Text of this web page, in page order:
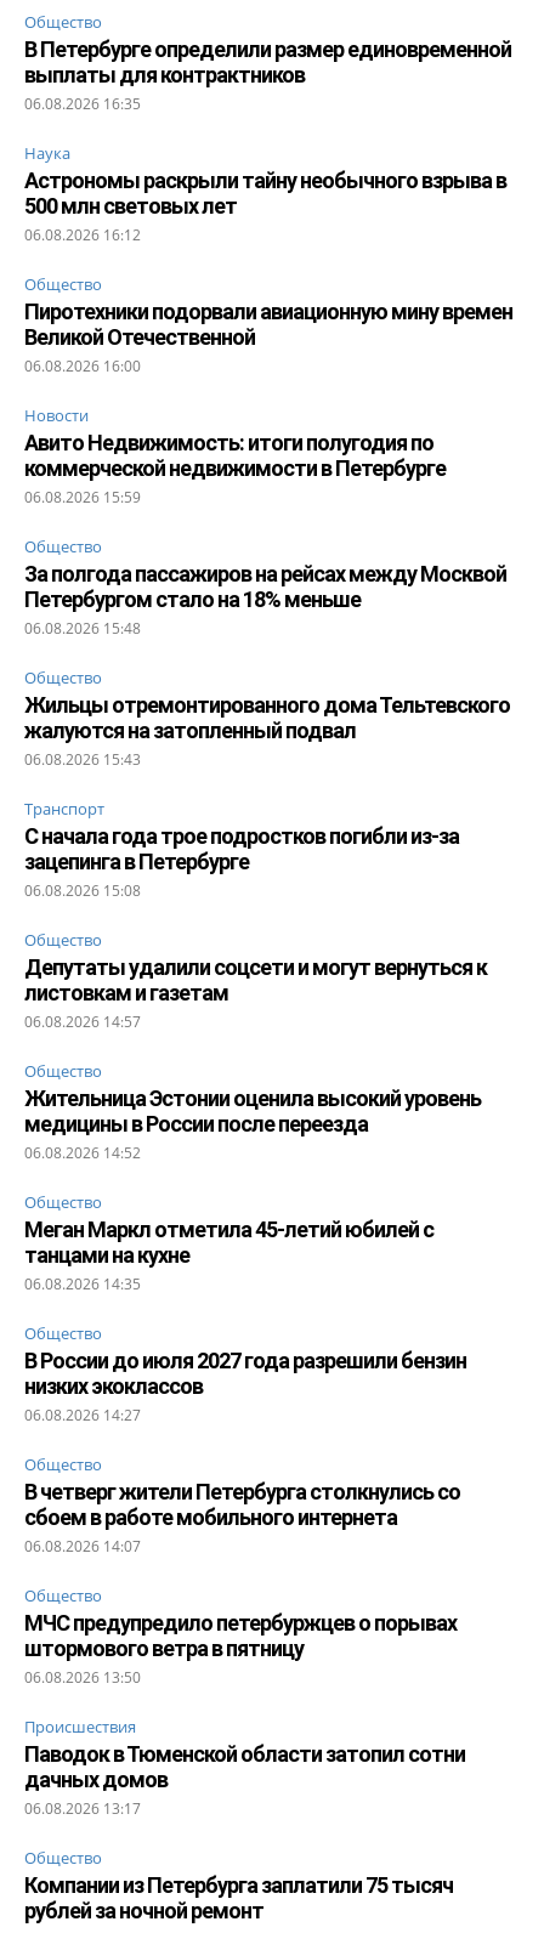
Общество
В Петербурге определили размер единовременной
выплаты для контрактников
06.08.2026 16:35
Наука
Астрономы раскрыли тайну необычного взрыва в
500 млн световых лет
06.08.2026 16:12
Общество
Пиротехники подорвали авиационную мину времен
Великой Отечественной
06.08.2026 16:00
Новости
Авито Недвижимость: итоги полугодия по
коммерческой недвижимости в Петербурге
06.08.2026 15:59
Общество
За полгода пассажиров на рейсах между Москвой
Петербургом стало на 18% меньше
06.08.2026 15:48
Общество
Жильцы отремонтированного дома Тельтевского
жалуются на затопленный подвал
06.08.2026 15:43
Транспорт
С начала года трое подростков погибли из-за
зацепинга в Петербурге
06.08.2026 15:08
Общество
Депутаты удалили соцсети и могут вернуться к
листовкам и газетам
06.08.2026 14:57
Общество
Жительница Эстонии оценила высокий уровень
медицины в России после переезда
06.08.2026 14:52
Общество
Меган Маркл отметила 45-летий юбилей с
танцами на кухне
06.08.2026 14:35
Общество
В России до июля 2027 года разрешили бензин
низких экоклассов
06.08.2026 14:27
Общество
В четверг жители Петербурга столкнулись со
сбоем в работе мобильного интернета
06.08.2026 14:07
Общество
МЧС предупредило петербуржцев о порывах
штормового ветра в пятницу
06.08.2026 13:50
Происшествия
Паводок в Тюменской области затопил сотни
дачных домов
06.08.2026 13:17
Общество
Компании из Петербурга заплатили 75 тысяч
рублей за ночной ремонт